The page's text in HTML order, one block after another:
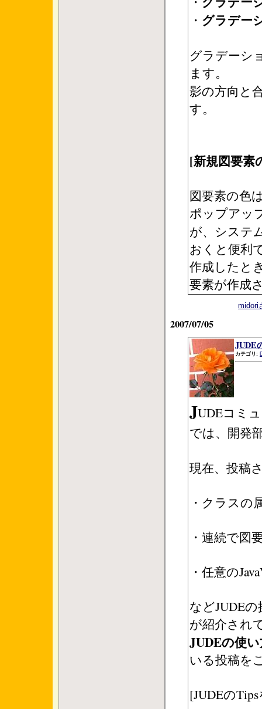
・ グラデー
グラデーシ
ます。
影の方向と
す。
[新規図要素
図要素の色
ポップアッ
が、システ
おくと便利
作成したと
要素が作成
midori
2007/07/05
JUDE
カテゴリ:
JUDEコミ
では、開発
現在、投稿
・クラスの
・連続で図
・任意の
などJUDE
が紹介され
JUDEの使
いる投稿を
[JUDEの